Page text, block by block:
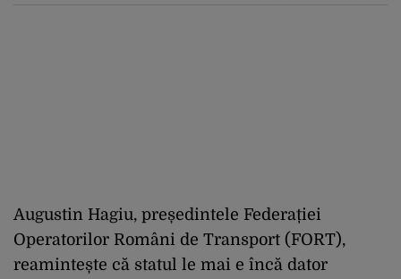
Augustin Hagiu, președintele Federației
Operatorilor Români de Transport (FORT),
reamintește că statul le mai e încă dator